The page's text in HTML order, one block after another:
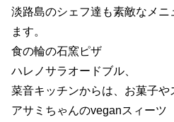
淡路島のシェフ達も素敵なメニ
ます。
食の輪の石窯ピザ
ハレノサラオードブル、
菜音キッチンからは、お菓子や
アサミちゃんのveganスィーツ